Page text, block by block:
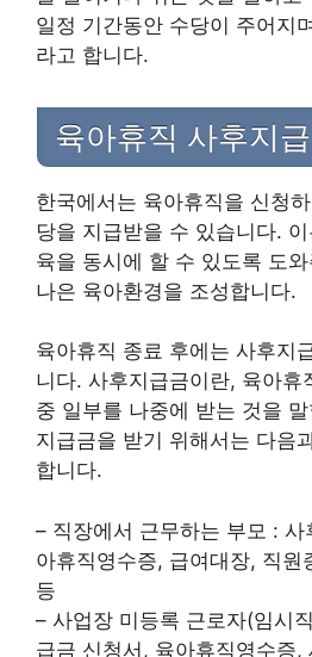
일정 기간동안 수당이 주어지
라고 합니다.
육아휴직 사후지
한국에서는 육아휴직을 신청
당을 지급받을 수 있습니다.
육을 동시에 할 수 있도록 도
나은 육아환경을 조성합니다.
육아휴직 종료 후에는 사후지
니다. 사후지급금이란, 육아휴
중 일부를 나중에 받는 것을
지급금을 받기 위해서는 다음
합니다.
– 직장에서 근무하는 부모 :
아휴직영수증, 급여대장, 직원
등
– 사업장 미등록 근로자(임시
급금 신청서, 육아휴직영수증,